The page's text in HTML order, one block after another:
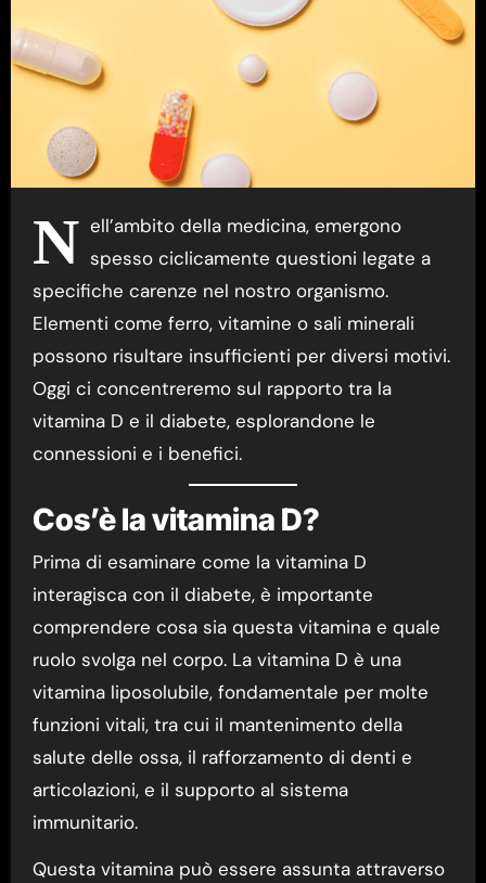
N ell’ambito della medicina, emergono
spesso ciclicamente questioni legate a
specifiche carenze nel nostro organismo.
Elementi come ferro, vitamine o sali minerali
possono risultare insufficienti per diversi motivi.
Oggi ci concentreremo sul rapporto tra la
vitamina D e il diabete, esplorandone le
connessioni e i benefici.
Cos’è la vitamina D?
Prima di esaminare come la vitamina D
interagisca con il diabete, è importante
comprendere cosa sia questa vitamina e quale
ruolo svolga nel corpo. La vitamina D è una
vitamina liposolubile, fondamentale per molte
funzioni vitali, tra cui il mantenimento della
salute delle ossa, il rafforzamento di denti e
articolazioni, e il supporto al sistema
immunitario.
Questa vitamina può essere assunta attraverso